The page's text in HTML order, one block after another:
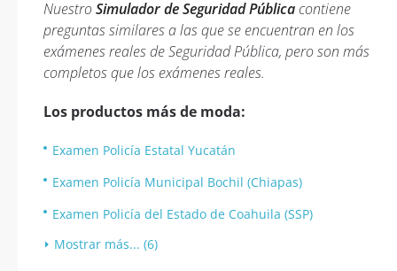
NuestroSimulador de Seguridad Públicacontiene
preguntas similares a las que se encuentran en los
exámenes reales de Seguridad Pública, pero son más
completos que los exámenes reales.
Los productos más de moda:
Examen Policía Estatal Yucatán
Examen Policía Municipal Bochil (Chiapas)
Examen Policía del Estado de Coahuila (SSP)
Mostrar más... (6)